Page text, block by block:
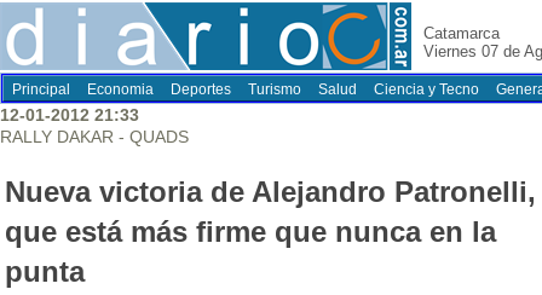
Catamarca
Viernes 07 de
Principal Economia Deportes Turismo Salud Ciencia y Tecno
12-01-2012 21:33
RALLY DAKAR - QUADS
Nueva victoria de Alejandro Patronelli,
que está más firme que nunca en la
punta